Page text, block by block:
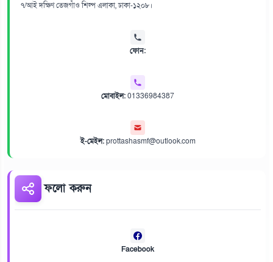
৭/আই দক্ষিণ তেজগাঁও শিল্প এলাকা, ঢাকা-১২০৮।
ফোন:
মোবাইল:01336984387
ই-মেইল:prottashasmf@outlook.com
ফলো করুন
Facebook